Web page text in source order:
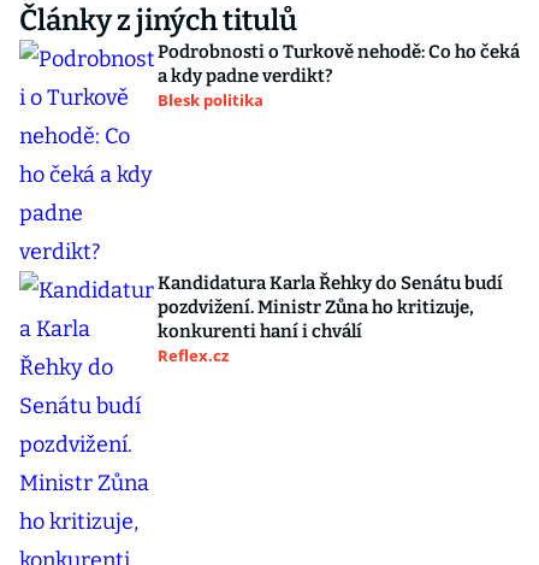
Články z jiných titulů
Podrobnosti o Turkově nehodě: Co ho čeká
a kdy padne verdikt?
Blesk politika
Kandidatura Karla Řehky do Senátu budí
pozdvižení. Ministr Zůna ho kritizuje,
konkurenti haní i chválí
Reflex.cz